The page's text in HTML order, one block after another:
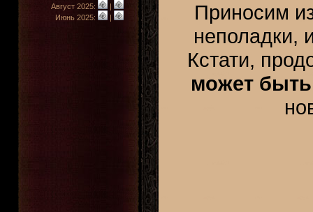
Август 2025:
|
Июнь 2025:
|
Приносим
неполадки,
Кстати,
может